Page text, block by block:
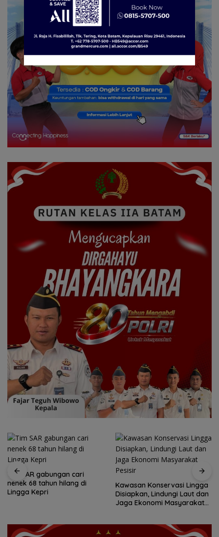
Tim SAR gabungan cari
nenek 68 tahun hilang di
Lingga Kepri
Kawasan Konservasi Lingga
Disiapkan, Lindungi Laut dan
Jaga Ekonomi Masyarakat